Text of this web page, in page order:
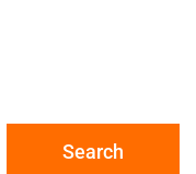
Search